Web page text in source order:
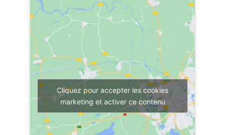
Cliquez pour accepter les cookies
marketing et activer ce contenu